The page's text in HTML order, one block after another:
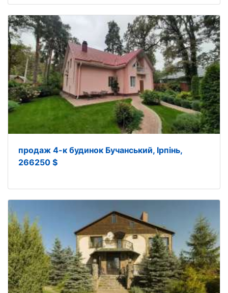
продаж 4-к будинок Бучанський, Ірпінь,
266250 $